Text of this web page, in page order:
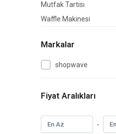
Mutfak Tartısı
Waffle Makinesi
Tost Makinesi
Mısır Patlatma Makinası
Markalar
shopwave
Fiyat Aralıkları
-